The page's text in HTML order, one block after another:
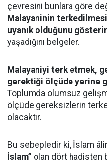
çevresini bunlara göre
Malayaninin
uyanık olduğunu
yaşadığını belgeler.
Malayaniyi terk etmek,
gerektiği ölçüde yerine
Toplumda olumsuz
ölçüde gereksizlerin
olacaktır.
Bu sebepledir ki, İslam
İslam” olan dört hadisten